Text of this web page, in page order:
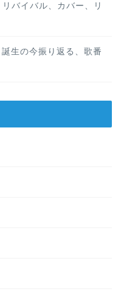
バイバル、カバー、リ
生の今振り返る、歌番